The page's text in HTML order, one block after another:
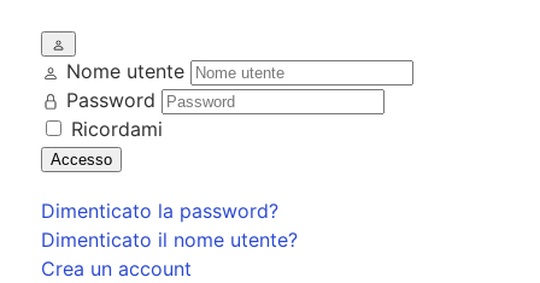
Nome utente
Password
Ricordami
Accesso
Dimenticato la password?
Dimenticato il nome utente?
Crea un account